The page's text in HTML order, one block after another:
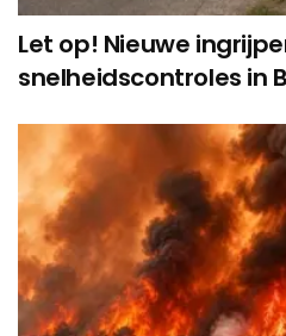
Let op! Nieuwe
snelheidscontroles in